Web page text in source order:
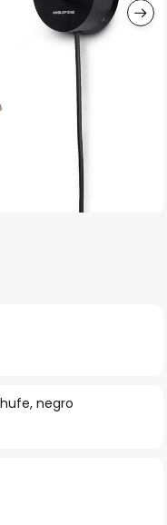
negro